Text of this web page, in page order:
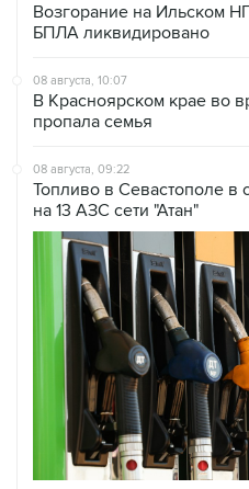
Возгорание на Ильском
БПЛА ликвидировано
08 августа, 10:07
В Красноярском крае во
пропала семья
08 августа, 09:22
Топливо в Севастополе в
на 13 АЗС сети "Атан"